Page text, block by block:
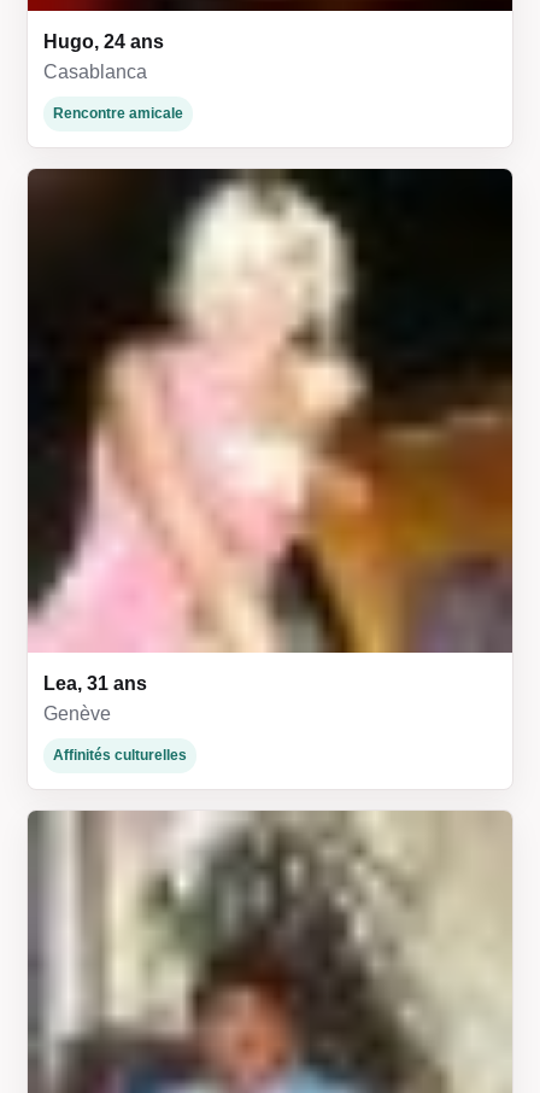
Hugo, 24 ans
Casablanca
Rencontre amicale
Lea, 31 ans
Genève
Affinités culturelles